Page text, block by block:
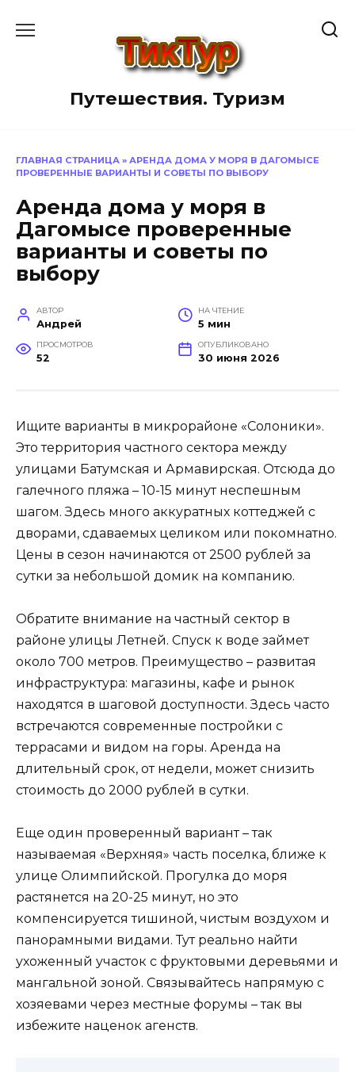
Путешествия. Туризм
ГЛАВНАЯ СТРАНИЦА » АРЕНДА ДОМА У МОРЯ В ДАГОМЫСЕ
ПРОВЕРЕННЫЕ ВАРИАНТЫ И СОВЕТЫ ПО ВЫБОРУ
Аренда дома у моря в
Дагомысе проверенные
варианты и советы по
выбору
АВТОР
Андрей
НА ЧТЕНИЕ
5 мин
ПРОСМОТРОВ
52
ОПУБЛИКОВАНО
30 июня 2026
Ищите варианты в микрорайоне «Солоники».
Это территория частного сектора между
улицами Батумская и Армавирская. Отсюда до
галечного пляжа – 10-15 минут неспешным
шагом. Здесь много аккуратных коттеджей с
дворами, сдаваемых целиком или покомнатно.
Цены в сезон начинаются от 2500 рублей за
сутки за небольшой домик на компанию.
Обратите внимание на частный сектор в
районе улицы Летней. Спуск к воде займет
около 700 метров. Преимущество – развитая
инфраструктура: магазины, кафе и рынок
находятся в шаговой доступности. Здесь часто
встречаются современные постройки с
террасами и видом на горы. Аренда на
длительный срок, от недели, может снизить
стоимость до 2000 рублей в сутки.
Еще один проверенный вариант – так
называемая «Верхняя» часть поселка, ближе к
улице Олимпийской. Прогулка до моря
растянется на 20-25 минут, но это
компенсируется тишиной, чистым воздухом и
панорамными видами. Тут реально найти
ухоженный участок с фруктовыми деревьями и
мангальной зоной. Связывайтесь напрямую с
хозяевами через местные форумы – так вы
избежите наценок агенств.